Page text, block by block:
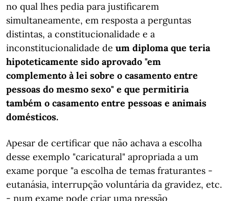
no qual lhes pedia para justificarem
simultaneamente, em resposta a perguntas
distintas, a constitucionalidade e a
inconstitucionalidade de um diploma que teria
hipoteticamente sido aprovado "em
complemento à lei sobre o casamento entre
pessoas do mesmo sexo" e que permitiria
também o casamento entre pessoas e animais
domésticos.
Apesar de certificar que não achava a escolha
desse exemplo "caricatural" apropriada a um
exame porque "a escolha de temas fraturantes -
eutanásia, interrupção voluntária da gravidez, etc.
- num exame pode criar uma pressão